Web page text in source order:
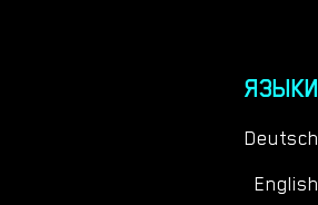
ЯЗЫКИ
Deutsch
English